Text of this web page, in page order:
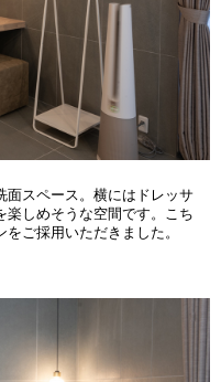
面スペース。横にはドレッサ
楽しめそうな空間です。こち
ご採用いただきました。